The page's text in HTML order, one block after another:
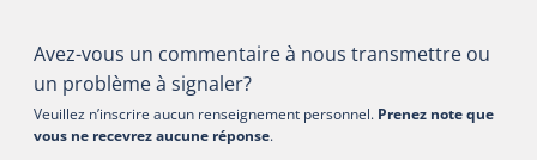
Avez-vous un commentaire à nous transmettre ou
un problème à signaler?
Veuillez n’inscrire aucun renseignement personnel. Prenez note que
vous ne recevrez aucune réponse.